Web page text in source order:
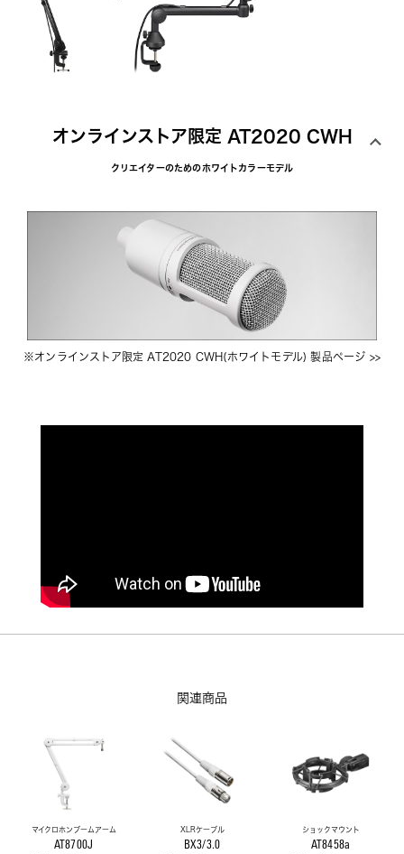
オンラインストア限定 AT2020 CWH
クリエイターのためのホワイトカラーモデル
※オンラインストア限定 AT2020 CWH(ホワイトモデル) 製品ページ >>
関連商品
マイクロホンブームアーム
AT8700J
XLRケーブル
BX3/3.0
ショックマウント
AT8458a